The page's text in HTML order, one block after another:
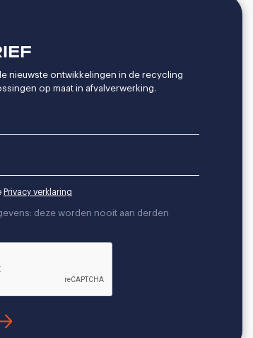
nieuwste ontwikkelingen in de recycling
op maat in afvalverwerking.
Privacy verklaring
deze worden nooit aan derden